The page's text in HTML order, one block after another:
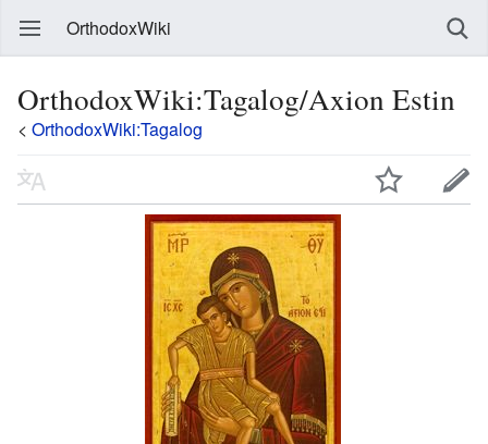
OrthodoxWiki
OrthodoxWiki:Tagalog/Axion Estin
< OrthodoxWiki:Tagalog